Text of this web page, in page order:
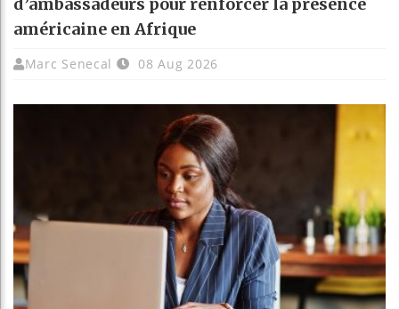
d’ambassadeurs pour renforcer la présence
américaine en Afrique
Marc Senecal 08 Aug 2026